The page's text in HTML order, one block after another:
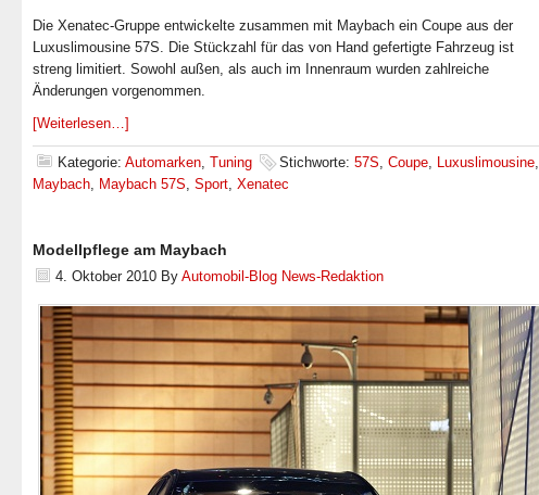
Die Xenatec-Gruppe entwickelte zusammen mit Maybach ein Coupe aus der
Luxuslimousine 57S. Die Stückzahl für das von Hand gefertigte Fahrzeug ist
streng limitiert. Sowohl außen, als auch im Innenraum wurden zahlreiche
Änderungen vorgenommen.
[Weiterlesen…]
Kategorie: Automarken, Tuning Stichworte: 57S, Coupe, Luxuslimousine,
Maybach, Maybach 57S, Sport, Xenatec
Modellpflege am Maybach
4. Oktober 2010 By Automobil-Blog News-Redaktion